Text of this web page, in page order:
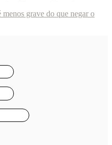
grave do que negar o